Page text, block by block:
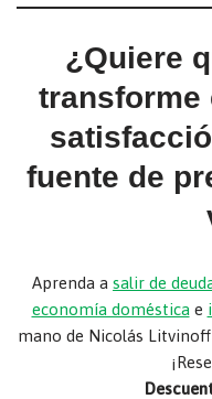
¿Quiere
transforme
fuente de
Aprenda a salir de
economía doméstica e
mano de Nicolás